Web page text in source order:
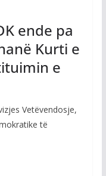
ende pa
Kurti e
e
Vetëvendosje,
të